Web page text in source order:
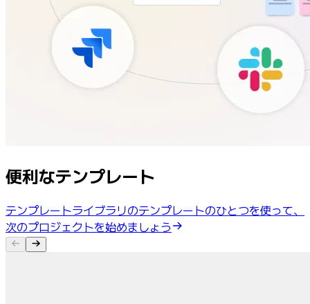
便利なテンプレート
テンプレートライブラリのテンプレートのひとつを使って、
次のプロジェクトを始めましょう